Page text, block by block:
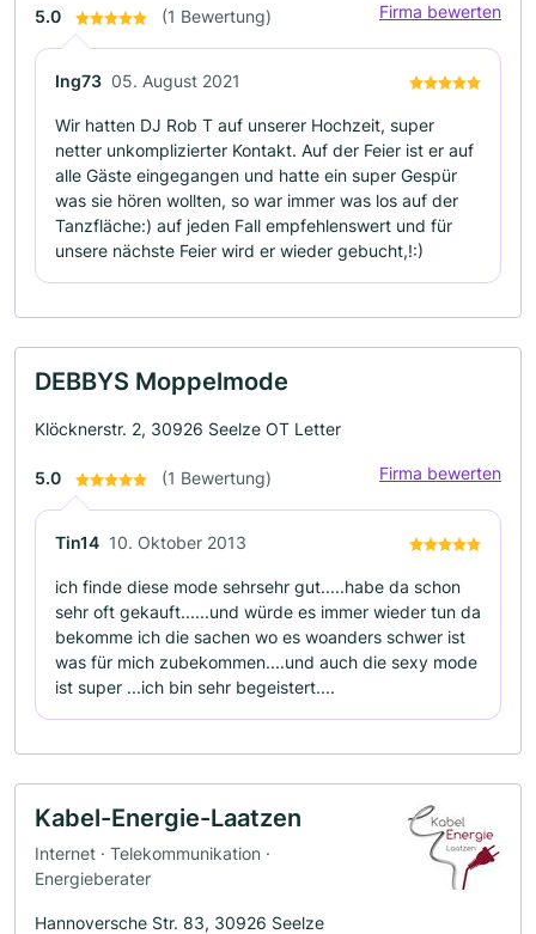
5.0 (1 Bewertung) Firma bewerten
Ing73 05. August 2021
Wir hatten DJ Rob T auf unserer Hochzeit, super
netter unkomplizierter Kontakt. Auf der Feier ist er auf
alle Gäste eingegangen und hatte ein super Gespür
was sie hören wollten, so war immer was los auf der
Tanzfläche:) auf jeden Fall empfehlenswert und für
unsere nächste Feier wird er wieder gebucht,!:)
DEBBYS Moppelmode
Klöcknerstr. 2, 30926 Seelze OT Letter
5.0 (1 Bewertung) Firma bewerten
Tin14 10. Oktober 2013
ich finde diese mode sehrsehr gut.....habe da schon
sehr oft gekauft......und würde es immer wieder tun da
bekomme ich die sachen wo es woanders schwer ist
was für mich zubekommen....und auch die sexy mode
ist super ...ich bin sehr begeistert....
Kabel-Energie-Laatzen
Internet · Telekommunikation ·
Energieberater
Hannoversche Str. 83, 30926 Seelze